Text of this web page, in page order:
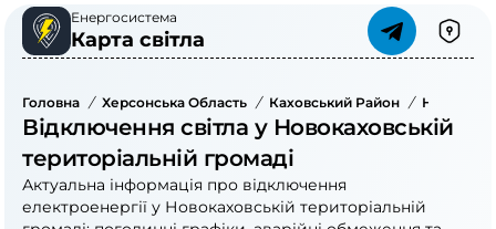
Енергосистема
Карта світла
Головна / Херсонська Область / Каховський Район /
Відключення світла у Новокаховській
територіальній громаді
Актуальна інформація про відключення
електроенергії у Новокаховській територіальній